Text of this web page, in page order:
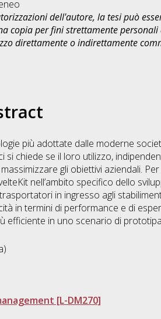
dell'autore, la tesi può
copia per fini strettamente
direttamente o indirettamente
più adottate dalle moderne
chiede se il loro utilizzo,
gli obiettivi aziendali.
nell’ambito specifico dello
in ingresso agli
in termini di performance e di
efficiente in uno scenario di
[L-DM270]